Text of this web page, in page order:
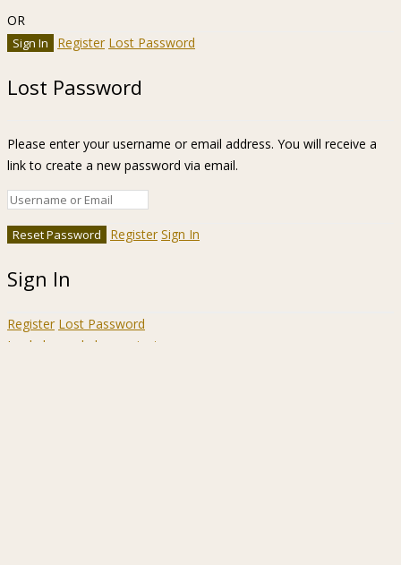
OR
Register Lost Password
Lost Password
Please enter your username or email address. You will receive a
link to create a new password via email.
Register Sign In
Sign In
Register Lost Password
Ir a la barra de herramientas